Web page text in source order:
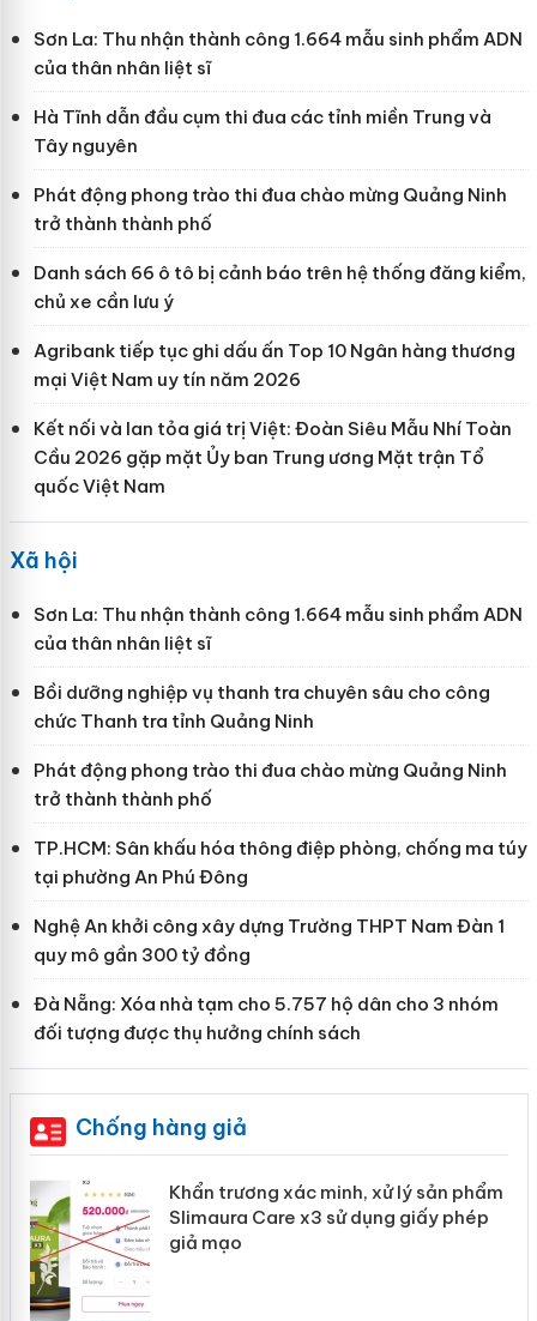
Sơn La: Thu nhận thành công 1.664 mẫu sinh phẩm ADN
của thân nhân liệt sĩ
Hà Tĩnh dẫn đầu cụm thi đua các tỉnh miền Trung và
Tây nguyên
Phát động phong trào thi đua chào mừng Quảng Ninh
trở thành thành phố
Danh sách 66 ô tô bị cảnh báo trên hệ thống đăng kiểm,
chủ xe cần lưu ý
Agribank tiếp tục ghi dấu ấn Top 10 Ngân hàng thương
mại Việt Nam uy tín năm 2026
Kết nối và lan tỏa giá trị Việt: Đoàn Siêu Mẫu Nhí Toàn
Cầu 2026 gặp mặt Ủy ban Trung ương Mặt trận Tổ
quốc Việt Nam
Xã hội
Sơn La: Thu nhận thành công 1.664 mẫu sinh phẩm ADN
của thân nhân liệt sĩ
Bồi dưỡng nghiệp vụ thanh tra chuyên sâu cho công
chức Thanh tra tỉnh Quảng Ninh
Phát động phong trào thi đua chào mừng Quảng Ninh
trở thành thành phố
TP.HCM: Sân khấu hóa thông điệp phòng, chống ma túy
tại phường An Phú Đông
Nghệ An khởi công xây dựng Trường THPT Nam Đàn 1
quy mô gần 300 tỷ đồng
Đà Nẵng: Xóa nhà tạm cho 5.757 hộ dân cho 3 nhóm
đối tượng được thụ hưởng chính sách
Chống hàng giả
Khẩn trương xác minh, xử lý sản phẩm
Slimaura Care x3 sử dụng giấy phép
giả mạo